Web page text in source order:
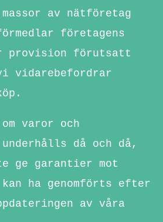
massor av nätföretag
företagens
provision förutsatt
vidarebefordrar
varor och
då och då,
ge garantier mot
kan ha genomförts efter
av våra